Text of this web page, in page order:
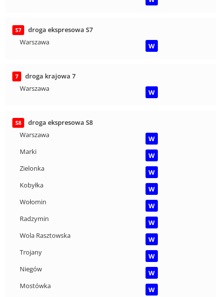
S7
droga ekspresowa S7
Warszawa
W
7
droga krajowa 7
Warszawa
W
S8
droga ekspresowa S8
Warszawa
W
Marki
W
Zielonka
W
Kobyłka
W
Wołomin
W
Radzymin
W
Wola Rasztowska
W
Trojany
W
Niegów
W
Mostówka
W